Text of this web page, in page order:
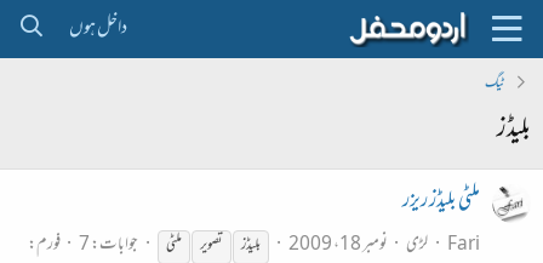
داخل ہوں
ٹیگ
بلیڈز
ملٹی بلیڈز ریزر
Fari لڑی نومبر 18، 2009 بلیڈز تصویر ملٹی جوابات: 7
فورم: